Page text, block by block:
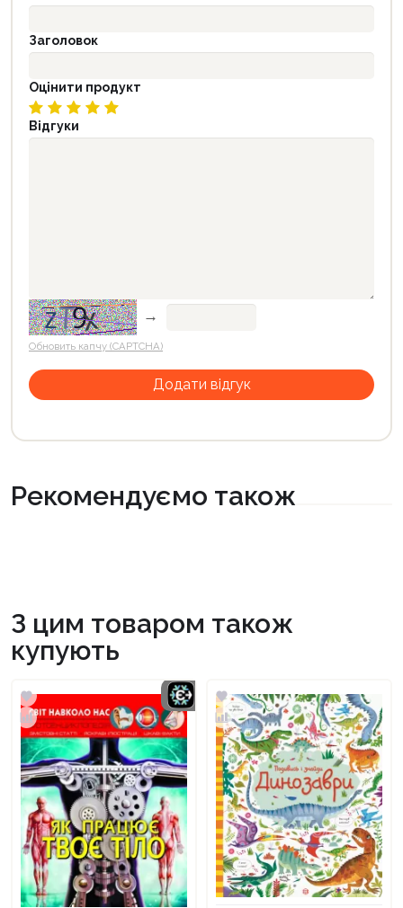
Заголовок
Оцінити продукт
Відгуки
→
Обновить капчу (CAPTCHA)
Рекомендуємо також
З цим товаром також
купують